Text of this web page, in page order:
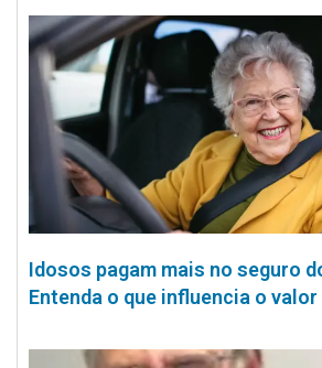
Idosos pagam mais no seguro
Entenda o que influencia o